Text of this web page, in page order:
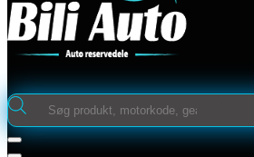
search